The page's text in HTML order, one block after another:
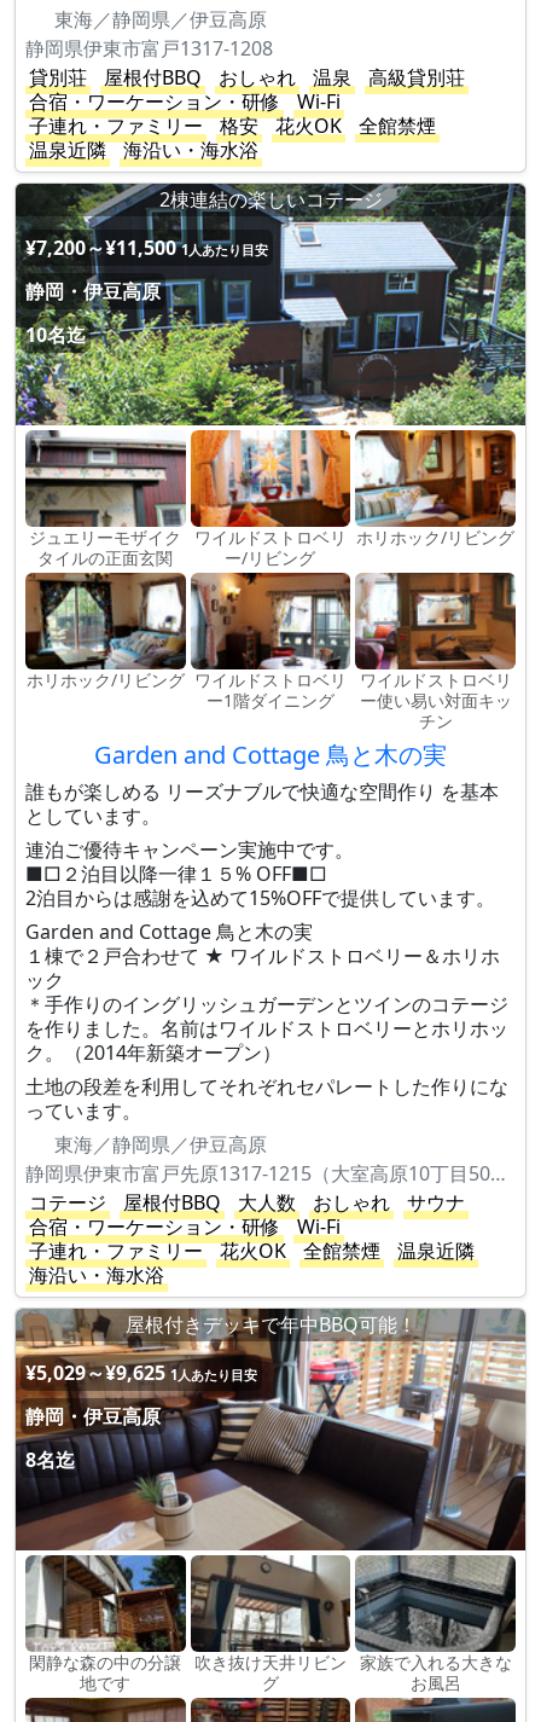
東海／静岡県／伊豆高原
静岡県伊東市富戸1317-1208
貸別荘
屋根付BBQ おしゃれ 温泉
高級貸別荘
合宿・ワーケーション・研修
Wi-Fi
子連れ・ファミリー
格安 花火OK
全館禁煙
温泉近隣
海沿い・海水浴
2棟連結の楽しいコテージ
¥7,200～¥11,500 1人あたり目安
静岡・伊豆高原
10名迄
ジュエリーモザイク
タイルの正面玄関
ワイルドストロベリ
ー/リビング
ホリホック/リビング
ホリホック/リビング ワイルドストロベリ
ー1階ダイニング
ワイルドストロベリ
ー使い易い対面キッ
チン
Garden and Cottage 鳥と木の実
誰もが楽しめる リーズナブルで快適な空間作り を基本
としています。
連泊ご優待キャンペーン実施中です。
■□２泊目以降一律１５% OFF■□
2泊目からは感謝を込めて15%OFFで提供しています。
Garden and Cottage 鳥と木の実
１棟で２戸合わせて ★ ワイルドストロベリー＆ホリホ
ック
＊手作りのイングリッシュガーデンとツインのコテージ
を作りました。名前はワイルドストロベリーとホリホッ
ク。（2014年新築オープン）
土地の段差を利用してそれぞれセパレートした作りにな
っています。
東海／静岡県／伊豆高原
静岡県伊東市富戸先原1317-1215（大室高原10丁目506）
コテージ
屋根付BBQ 大人数 おしゃれ
サウナ
合宿・ワーケーション・研修
Wi-Fi
子連れ・ファミリー
花火OK 全館禁煙
温泉近隣
海沿い・海水浴
屋根付きデッキで年中BBQ可能！
¥5,029～¥9,625 1人あたり目安
静岡・伊豆高原
8名迄
閑静な森の中の分譲
地です
吹き抜け天井リビン
グ
家族で入れる大きな
お風呂